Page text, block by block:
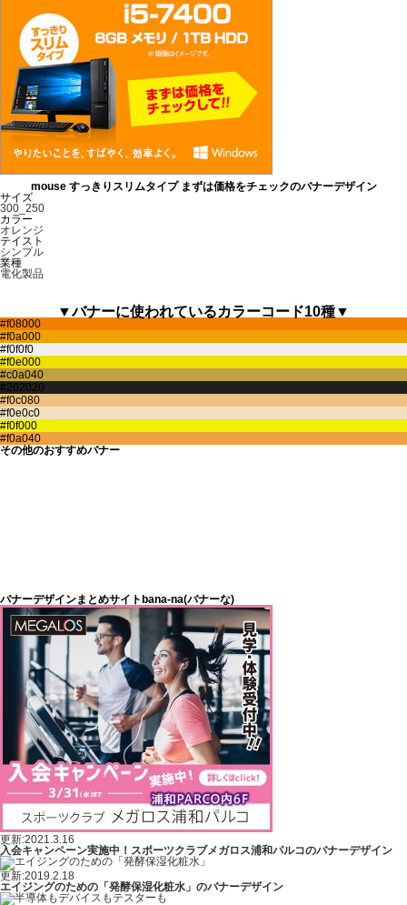
mouse すっきりスリムタイプ まずは価格をチェックのバナーデザイン
サイズ
300_250
カラー
オレンジ
テイスト
シンプル
業種
電化製品
▼バナーに使われているカラーコード10種▼
その他のおすすめバナー
バナーデザインまとめサイトbana-na(バナーな)
更新:2021.3.16
入会キャンペーン実施中！スポーツクラブメガロス浦和パルコのバナーデザイン
更新:2019.2.18
エイジングのための「発酵保湿化粧水」のバナーデザイン